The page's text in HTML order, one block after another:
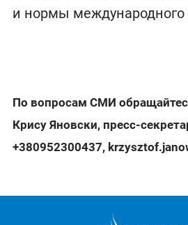
и нормы международного
По вопросам СМИ
Крису Яновски, пресс-
+380952300437,